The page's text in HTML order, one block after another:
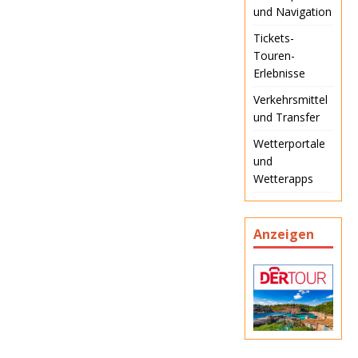
und Navigation
Tickets-
Touren-
Erlebnisse
Verkehrsmittel
und Transfer
Wetterportale
und
Wetterapps
Anzeigen